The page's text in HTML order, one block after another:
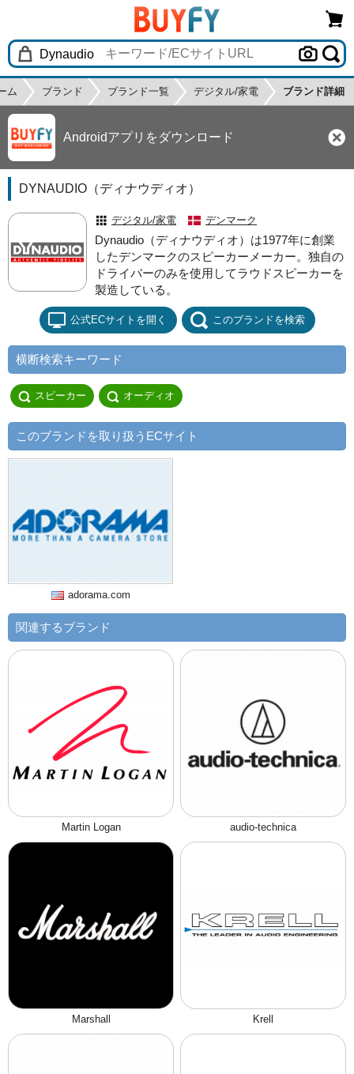
ム ブランド ブランド一覧 デジタル/家電 ブランド詳細
Androidアプリをダウンロード
DYNAUDIO（ディナウディオ）
デジタル/家電 デンマーク
Dynaudio（ディナウディオ）は1977年に創業
したデンマークのスピーカーメーカー。独自の
ドライバーのみを使用してラウドスピーカーを
製造している。
公式ECサイトを開く このブランドを検索
横断検索キーワード
スピーカー オーディオ
このブランドを取り扱うECサイト
adorama.com
関連するブランド
Martin Logan audio-technica
Marshall Krell